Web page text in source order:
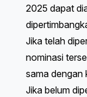
2025 dapat
Jika telah
nominasi
sama dengan
Jika belum